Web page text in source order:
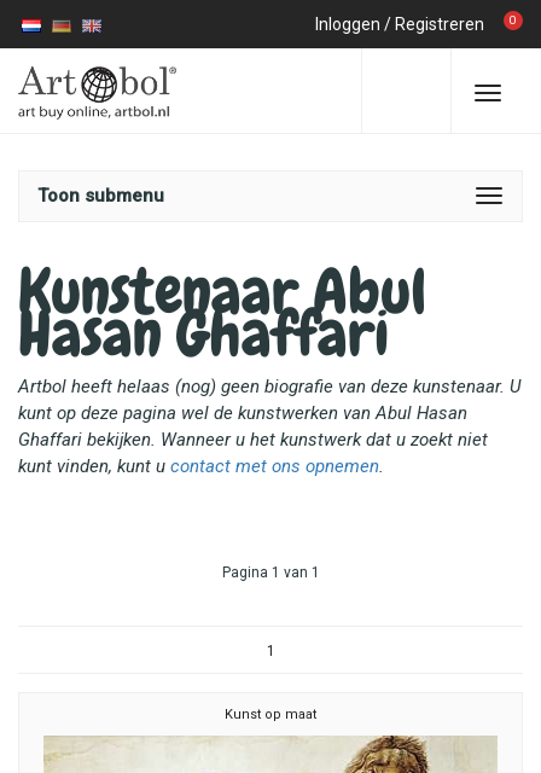
Inloggen / Registreren 0
Toon submenu
Kunstenaar Abul
Hasan Ghaffari
Artbol heeft helaas (nog) geen biografie van deze kunstenaar. U
kunt op deze pagina wel de kunstwerken van Abul Hasan
Ghaffari bekijken. Wanneer u het kunstwerk dat u zoekt niet
kunt vinden, kunt u contact met ons opnemen.
Pagina 1 van 1
1
Kunst op maat